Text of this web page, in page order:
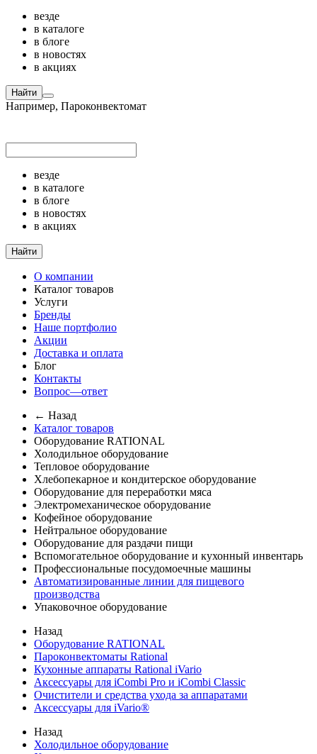
везде
в каталоге
в блоге
в новостях
в акциях
Найти
Например, Пароконвектомат
везде
в каталоге
в блоге
в новостях
в акциях
Найти
О компании
Каталог товаров
Услуги
Бренды
Наше портфолио
Акции
Доставка и оплата
Блог
Контакты
Вопрос—ответ
← Назад
Каталог товаров
Оборудование RATIONAL
Холодильное оборудование
Тепловое оборудование
Хлебопекарное и кондитерское оборудование
Оборудование для переработки мяса
Электромеханическое оборудование
Кофейное оборудование
Нейтральное оборудование
Оборудование для раздачи пищи
Вспомогательное оборудование и кухонный инвентарь
Профессиональные посудомоечные машины
Автоматизированные линии для пищевого
производства
Упаковочное оборудование
Назад
Оборудование RATIONAL
Пароконвектоматы Rational
Кухонные аппараты Rational iVario
Аксессуары для iCombi Pro и iCombi Classic
Очистители и средства ухода за аппаратами
Аксессуары для iVario®
Назад
Холодильное оборудование